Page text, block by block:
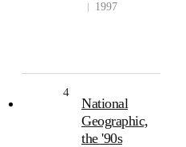
1997
4
National
Geographic,
the '90s